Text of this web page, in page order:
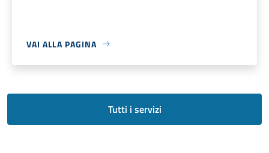
VAI ALLA PAGINA
Tutti i servizi